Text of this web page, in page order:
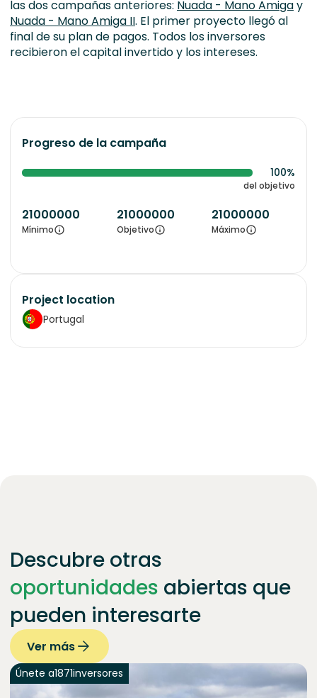
las dos campañas anteriores: Nuada - Mano Amigay
Nuada - Mano Amiga II. El primer proyecto llegó al
final de su plan de pagos. Todos los inversores
recibieron el capital invertido y los intereses.
Progreso de la campaña
100%
del objetivo
21000000
Mínimo
21000000
Objetivo
21000000
Máximo
Project location
Portugal
Descubre otras
oportunidades abiertas que
pueden interesarte
Ver más
Únete a1871inversores